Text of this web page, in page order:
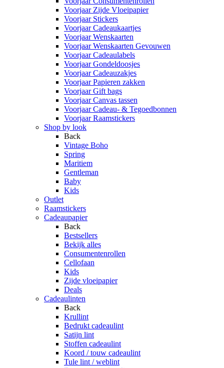
Voorjaar Zijde Vloeipapier
Voorjaar Stickers
Voorjaar Cadeaukaartjes
Voorjaar Wenskaarten
Voorjaar Wenskaarten Gevouwen
Voorjaar Cadeaulabels
Voorjaar Gondeldoosjes
Voorjaar Cadeauzakjes
Voorjaar Papieren zakken
Voorjaar Gift bags
Voorjaar Canvas tassen
Voorjaar Cadeau- & Tegoedbonnen
Voorjaar Raamstickers
Shop by look
Back
Vintage Boho
Spring
Maritiem
Gentleman
Baby
Kids
Outlet
Raamstickers
Cadeaupapier
Back
Bestsellers
Bekijk alles
Consumentenrollen
Cellofaan
Kids
Zijde vloeipapier
Deals
Cadeaulinten
Back
Krullint
Bedrukt cadeaulint
Satijn lint
Stoffen cadeaulint
Koord / touw cadeaulint
Tule lint / weblint